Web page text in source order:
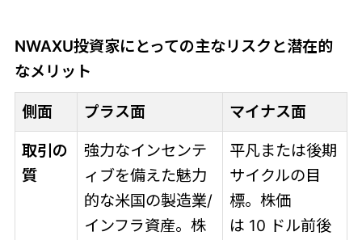
NWAXU投資家にとっての主なリスクと潜在的
なメリット
側面 プラス面
マイナス面
取引の
質
強力なインセンテ
ィブを備えた魅力
的な米国の製造業/
インフラ資産。株
平凡または後期
サイクルの目
標。株価
は 10 ドル前後